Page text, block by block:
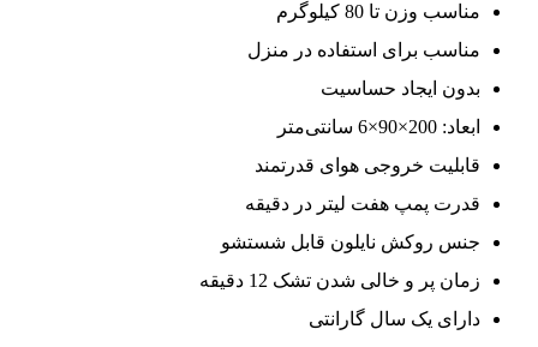
مناسب وزن تا 80 کیلوگرم
مناسب برای استفاده در منزل
بدون ایجاد حساسیت
ابعاد: 200×90×6 سانتی‌متر
قابلیت خروجی هوای قدرتمند
قدرت پمپ هفت لیتر در دقیقه
جنس روکش نایلون قابل شستشو
زمان پر و خالی شدن تشک 12 دقیقه
دارای یک سال گارانتی